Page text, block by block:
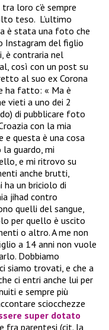
loro c’è sempre
teso. L’ultimo
è stata una foto che
Instagram del figlio
è contraria nel
così con un post su
al suo ex Corona
ha fatto: « Ma è
vieti a uno dei 2
di pubblicare foto
con la mia
questa è una cosa
guardo, mi
e mi ritrovo su
anche brutti,
un briciolo di
jihad contro
quelli del sangue,
per quello è uscito
o altro. A me non
a 14 anni non vuole
Dobbiamo
siamo trovati, e che a
ci entri anche lui per
e sempre più
sciocchezze
super dotato
fra parentesi (cit. la